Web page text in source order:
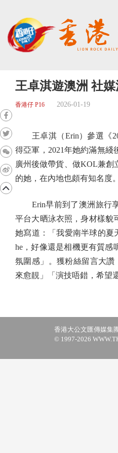
王卓淇遊澳洲 社媒
香港仔 P16 2026-01-19
王卓淇（Erin）參選《
得亞軍，2021年她約滿無綫
廣州後做帶貨、做KOL兼創
的她，在內地也頗有知名度。
Erin早前到了澳洲旅行享
平台大晒泳衣照，身材樣貌
她寫道：「我愛南半球的夏
he，好像還是相機更有質感
氛圍感」。獲粉絲留言大讚
來愈靚」「演技唔錯，希望
香港大公文匯傳媒集
© 1997-2026